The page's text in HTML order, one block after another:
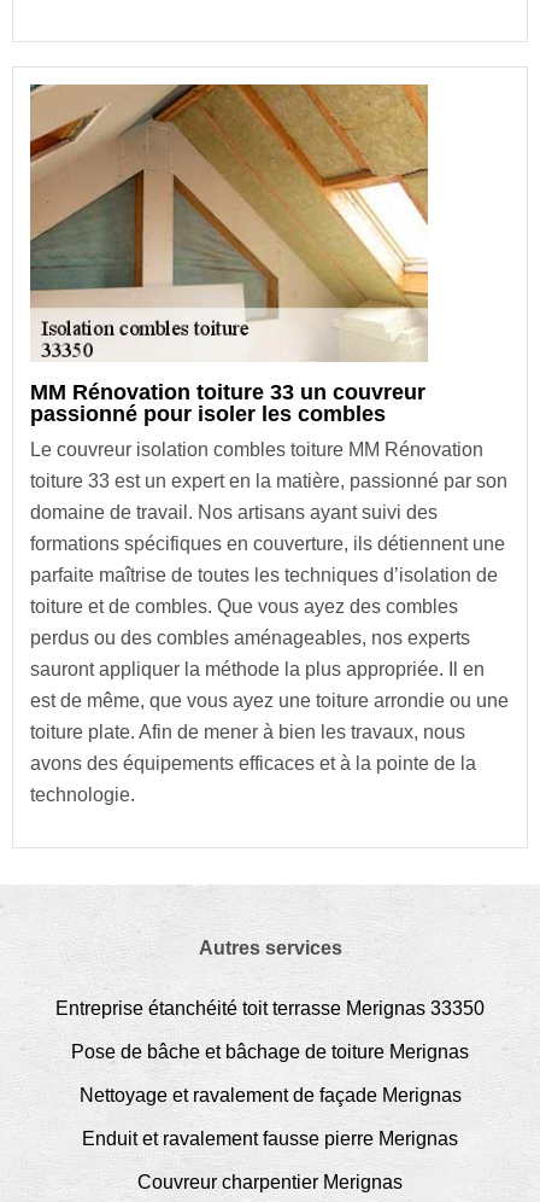
MM Rénovation toiture 33 un couvreur
passionné pour isoler les combles
Le couvreur isolation combles toiture MM Rénovation
toiture 33 est un expert en la matière, passionné par son
domaine de travail. Nos artisans ayant suivi des
formations spécifiques en couverture, ils détiennent une
parfaite maîtrise de toutes les techniques d’isolation de
toiture et de combles. Que vous ayez des combles
perdus ou des combles aménageables, nos experts
sauront appliquer la méthode la plus appropriée. Il en
est de même, que vous ayez une toiture arrondie ou une
toiture plate. Afin de mener à bien les travaux, nous
avons des équipements efficaces et à la pointe de la
technologie.
Autres services
Entreprise étanchéité toit terrasse Merignas 33350
Pose de bâche et bâchage de toiture Merignas
Nettoyage et ravalement de façade Merignas
Enduit et ravalement fausse pierre Merignas
Couvreur charpentier Merignas